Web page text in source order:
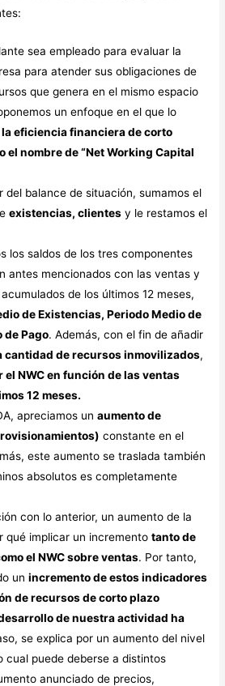
sea empleado para evaluar la
para atender sus obligaciones de
que genera en el mismo espacio
un enfoque en el que lo
eficiencia financiera de corto
el nombre de “Net Working Capital
del balance de situación, sumamos el
existencias, clientes y le restamos el
los saldos de los tres componentes
antes mencionados con las ventas y
de los últimos 12 meses,
de Existencias, Periodo Medio de
de Pago. Además, con el fin de añadir
cantidad de recursos inmovilizados,
NWC en función de las ventas
12 meses.
apreciamos unaumento de
constante en el
este aumento se traslada también
absolutos es completamente
con lo anterior, un aumento de la
qué implicar un incrementotanto de
el NWC sobre ventas. Por tanto,
unincremento de estos indicadores
de recursos de corto plazo
de nuestra actividad ha
se explica por un aumento del nivel
cual puede deberse a distintos
anunciado de precios,